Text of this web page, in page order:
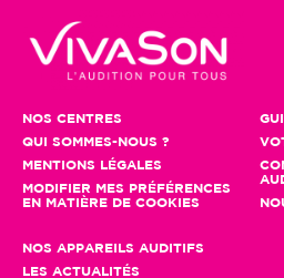
NOS CENTRES
QUI SOMMES-NOUS ?
MENTIONS LÉGALES
MODIFIER MES PRÉFÉRENCES
EN MATIÈRE DE COOKIES
NOS APPAREILS AUDITIFS
LES ACTUALITÉS